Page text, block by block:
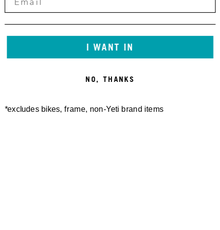
I WANT IN
NO, THANKS
*excludes bikes, frame, non-Yeti brand items